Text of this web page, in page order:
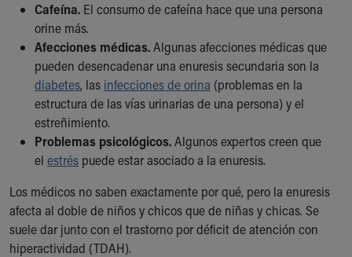
Cafeína. El consumo de cafeína hace que una persona
orine más.
Afecciones médicas.Algunas afecciones médicas que
pueden desencadenar una enuresis secundaria son la
diabetes, las infecciones de orina (problemas en la
estructura de las vías urinarias de una persona) y el
estreñimiento.
Problemas psicológicos.Algunos expertos creen que
el estrés puede estar asociado a la enuresis.
Los médicos no saben exactamente por qué, pero la enuresis
afecta al doble de niños y chicos que de niñas y chicas. Se
suele dar junto con el trastorno por déficit de atención con
hiperactividad (TDAH).